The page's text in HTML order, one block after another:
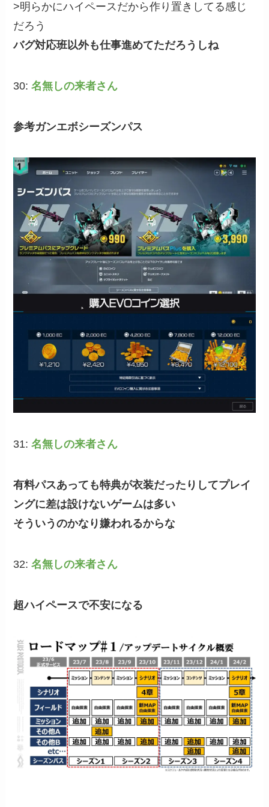
>明らかにハイペースだから作り置きしてる感じ
だろう
バグ対応班以外も仕事進めてただろうしね
30:名無しの来者さん
参考ガンエボシーズンパス
31:名無しの来者さん
有料パスあっても特典が衣装だったりしてプレイ
ングに差は設けないゲームは多い
そういうのかなり嫌われるからな
32:名無しの来者さん
超ハイペースで不安になる